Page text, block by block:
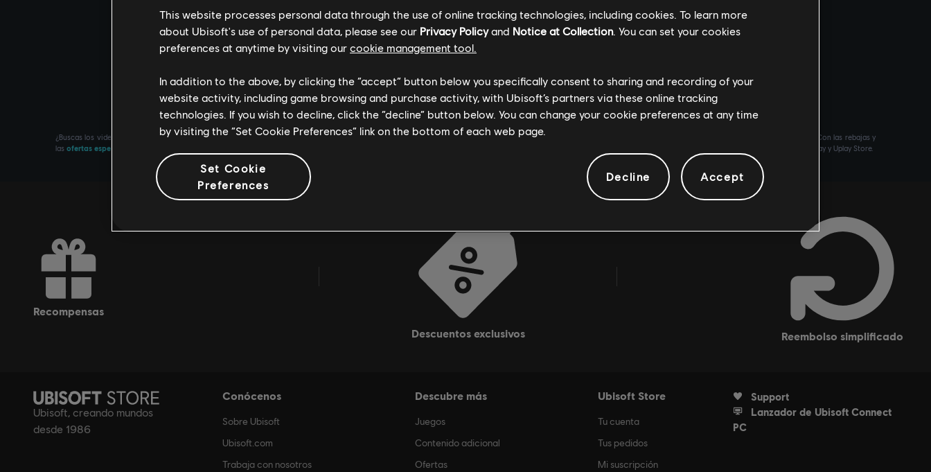
¿Buscas los videojuegos para PC más recientes? No busques más: ¡visitaUbisoft Store ! Disfruta de la experiencia de juego definitiva con nuevos títulos, el pase de temporada y más
de Ubisoft Store. Con las rebajas y
las ofertas especiales y más. Anteriormente Uplay y Uplay Store.
recompensas
descuentos exclusivos
reembolso simplificado
Ubisoft, creando mundos
desde 1986
Conócenos
Sobre Ubisoft
Ubisoft.com
Trabaja con nosotros
Descubre más
Juegos
Contenido adicional
Ofertas
Ubisoft Store
Tu cuenta
Tus pedidos
Mi suscripción
Support
Lanzador de Ubisoft Connect
PC
This website processes personal data through the use of online tracking technologies, including cookies. To learn more
about Ubisoft's use of personal data, please see our Privacy Policyand Notice at Collection. You can set your cookies
preferences at anytime by visiting our cookie management tool.
In addition to the above, by clicking the “accept” button below you specifically consent to sharing and recording of your
website activity, including game browsing and purchase activity, with Ubisoft’s partners via these online tracking
technologies. If you wish to decline, click the “decline” button below. You can change your cookie preferences at any time
by visiting the “Set Cookie Preferences” link on the bottom of each web page.
Set Cookie
Preferences
Decline Accept